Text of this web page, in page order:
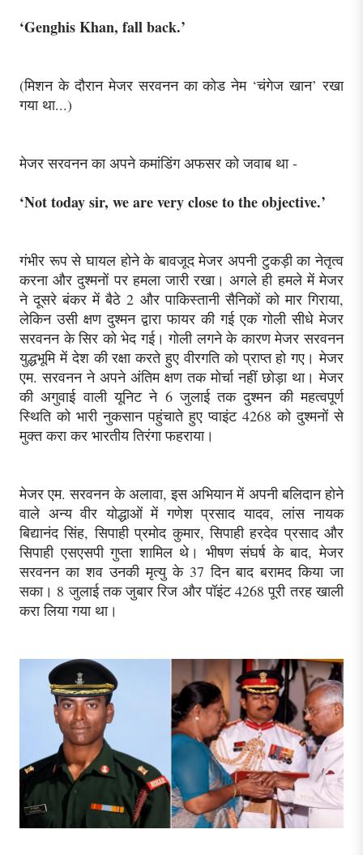
‘Genghis Khan, fall back.’
(मिशन के दौरान मेजर सरवनन का कोड नेम ‘चंगेज खान’ रखा
गया था...)
मेजर सरवनन का अपने कमांडिंग अफसर को जवाब था -
‘Not today sir, we are very close to the objective.’
गंभीर रूप से घायल होने के बावजूद मेजर अपनी टुकड़ी का नेतृत्व
करना और दुश्मनों पर हमला जारी रखा। अगले ही हमले में मेजर
ने दूसरे बंकर में बैठे 2 और पाकिस्तानी सैनिकों को मार गिराया,
लेकिन उसी क्षण दुश्मन द्वारा फायर की गई एक गोली सीधे मेजर
सरवनन के सिर को भेद गई। गोली लगने के कारण मेजर सरवनन
युद्धभूमि में देश की रक्षा करते हुए वीरगति को प्राप्त हो गए। मेजर
एम. सरवनन ने अपने अंतिम क्षण तक मोर्चा नहीं छोड़ा था। मेजर
की अगुवाई वाली यूनिट ने 6 जुलाई तक दुश्मन की महत्वपूर्ण
स्थिति को भारी नुकसान पहुंचाते हुए प्वाइंट 4268 को दुश्मनों से
मुक्त करा कर भारतीय तिरंगा फहराया।
मेजर एम. सरवनन के अलावा, इस अभियान में अपनी बलिदान होने
वाले अन्य वीर योद्धाओं में गणेश प्रसाद यादव, लांस नायक
बिद्यानंद सिंह, सिपाही प्रमोद कुमार, सिपाही हरदेव प्रसाद और
सिपाही एसएसपी गुप्ता शामिल थे। भीषण संघर्ष के बाद, मेजर
सरवनन का शव उनकी मृत्यु के 37 दिन बाद बरामद किया जा
सका। 8 जुलाई तक जुबार रिज और पॉइंट 4268 पूरी तरह खाली
करा लिया गया था।